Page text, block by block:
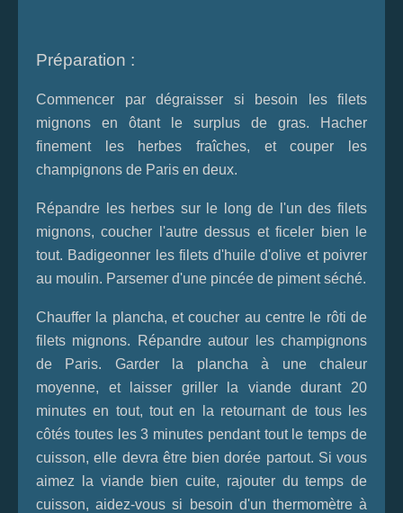
Préparation :
Commencer par dégraisser si besoin les filets
mignons en ôtant le surplus de gras. Hacher
finement les herbes fraîches, et couper les
champignons de Paris en deux.
Répandre les herbes sur le long de l'un des filets
mignons, coucher l'autre dessus et ficeler bien le
tout. Badigeonner les filets d'huile d'olive et poivrer
au moulin. Parsemer d'une pincée de piment séché.
Chauffer la plancha, et coucher au centre le rôti de
filets mignons. Répandre autour les champignons
de Paris. Garder la plancha à une chaleur
moyenne, et laisser griller la viande durant 20
minutes en tout, tout en la retournant de tous les
côtés toutes les 3 minutes pendant tout le temps de
cuisson, elle devra être bien dorée partout. Si vous
aimez la viande bien cuite, rajouter du temps de
cuisson, aidez-vous si besoin d'un thermomètre à